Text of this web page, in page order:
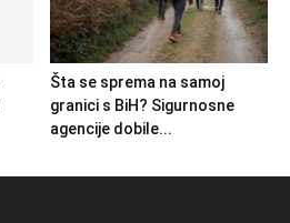
Šta se sprema na samoj
granici s BiH? Sigurnosne
agencije dobile...